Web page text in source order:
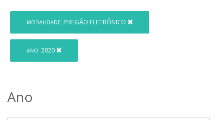
MODALIDADE: PREGÃO ELETRÔNICO
ANO: 2020
Ano